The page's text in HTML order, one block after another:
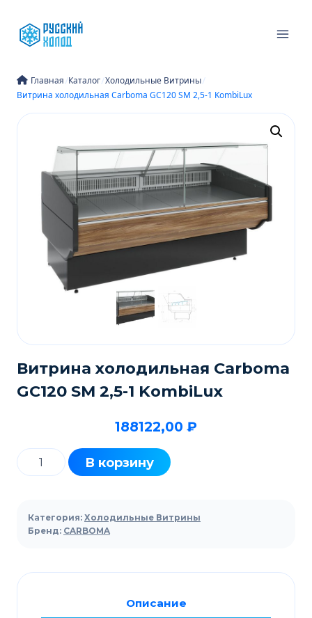
содержимому
Главная/Каталог/Холодильные Витрины/
Витрина холодильная Carboma GC120 SM 2,5-1 KombiLux
Витрина холодильная Carboma
GC120 SM 2,5-1 KombiLux
188122,00 ₽
Количество
товара
холодильная
Carboma
SM
2,5-
В корзину
Категория: Холодильные Витрины
Бренд: CARBOMA
Описание